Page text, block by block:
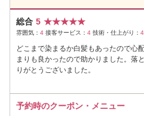
総合 5 ★★★★★
雰囲気： 4 接客サービス： 4 技術・仕上がり： 4
どこまで染まるか白髪もあったので心
まりも良かったので助かりました。落
りがとうございました。
予約時のクーポン・メニュー